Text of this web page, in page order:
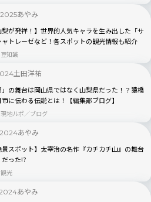
あやみ
梨が発祥！】世界的人気キャラを生み出した「サ
ャトレーゼなど！各スポットの観光情報も紹介
豆知識
土田洋祐
の舞台は岡山県ではなく山梨県だった！？猿橋
に伝わる伝説とは！【編集部ブログ】
現地ルポ／ブログ
あやみ
景スポット】太宰治の名作『カチカチ山』の舞台
った!?
観光
あやみ